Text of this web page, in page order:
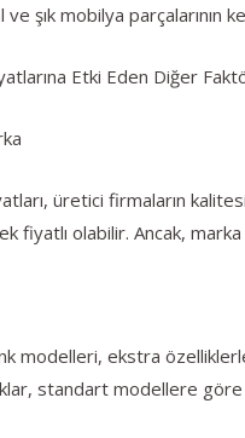
ve şık mobilya parçalarının
Etki Eden Diğer
üretici firmaların
fiyatlı olabilir. Ancak,
modelleri, ekstra
standart modellere göre